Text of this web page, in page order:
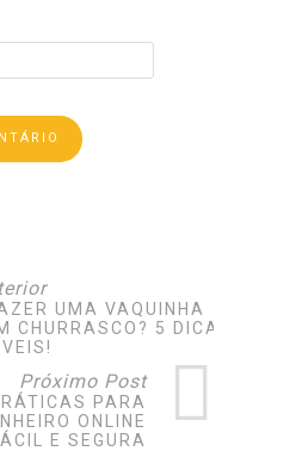
UMA VAQUINHA
CHURRASCO? 5 DICAS
Próximo Post
PARA
ONLINE
E SEGURA